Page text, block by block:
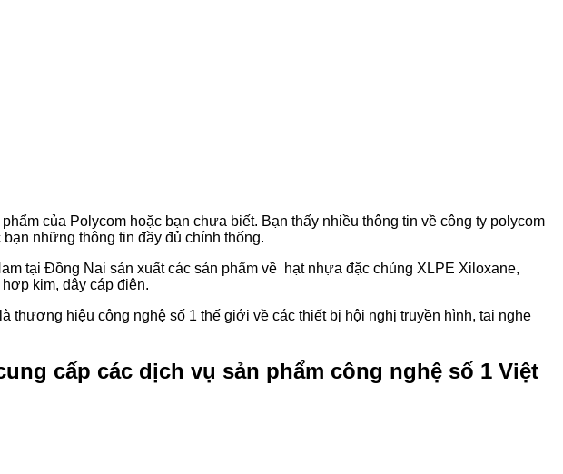
của Polycom hoặc bạn chưa biết. Bạn thấy nhiều thông tin về công ty polycom
những thông tin đầy đủ chính thống.
tại Đồng Nai sản xuất các sản phẩm về hạt nhựa đặc chủng XLPE Xiloxane,
kim, dây cáp điện.
thương hiệu công nghệ số 1 thế giới về các thiết bị hội nghị truyền hình, tai nghe
cấp các dịch vụ sản phẩm công nghệ số 1 Việt